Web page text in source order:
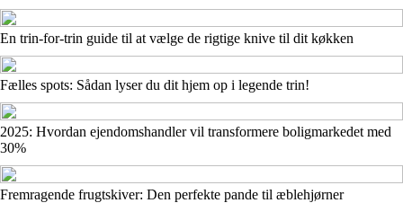
En trin-for-trin guide til at vælge de rigtige knive til dit køkken
Fælles spots: Sådan lyser du dit hjem op i legende trin!
2025: Hvordan ejendomshandler vil transformere boligmarkedet med
30%
Fremragende frugtskiver: Den perfekte pande til æblehjørner